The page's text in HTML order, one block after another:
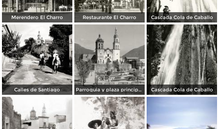
Merendero El Charro Restaurante El Charro Cascada Cola de Caballo
Calles de Santiago Parroquia y plaza principal de Santiago Cascada Cola de Caballo